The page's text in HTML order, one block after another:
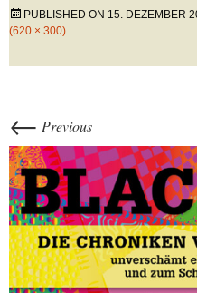
PUBLISHED ON 15. DEZEMBER
(620 × 300)
← Previous